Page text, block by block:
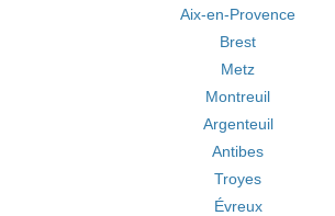
Aix-en-Provence
Brest
Metz
Montreuil
Argenteuil
Antibes
Troyes
Évreux